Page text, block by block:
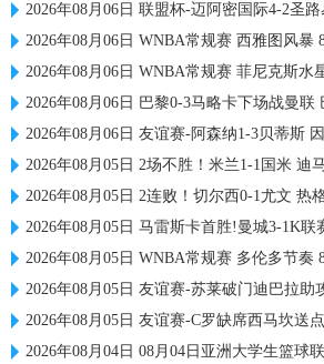
2026年08月06日 联盟杯-迈阿密国际4-2圣路易斯
2026年08月06日 WNBA常规赛 西雅图风暴 86 -
2026年08月06日 WNBA常规赛 菲尼克斯水星 82 -
2026年08月06日 巴黎0-3马略卡下场战曼联 巴黎
2026年08月06日 友谊赛-阿森纳1-3贝蒂斯 因卡皮耶
2026年08月05日 2场不胜！米兰1-1国米 迪马尔科破门
2026年08月05日 2连败！切尔西0-1尤文 热格罗瓦世界
2026年08月05日 马雷斯卡首胜!曼城3-1K联赛全明星 赖
2026年08月05日 WNBA常规赛 多伦多节奏 81 -
2026年08月05日 友谊赛-苏莱破门迪巴拉助
2026年08月05日 友谊赛-C罗缺席西马坎送点
2026年08月04日 08月04日亚洲大学生篮球联赛小组赛 延